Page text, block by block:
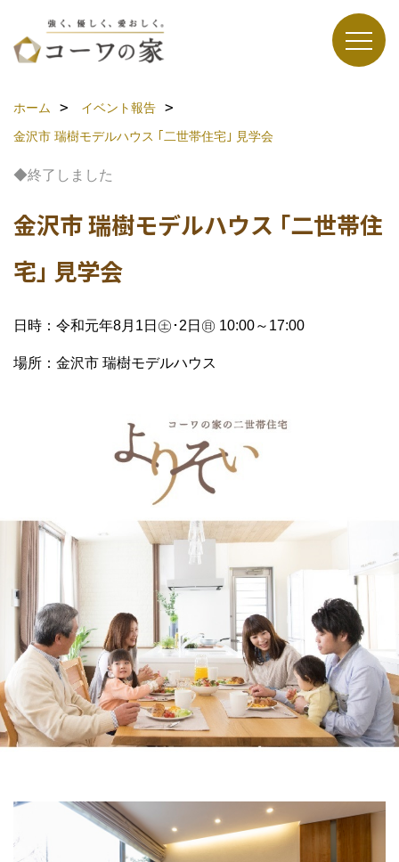
ホーム
イベント報告
金沢市 瑞樹モデルハウス ｢二世帯住宅｣ 見学会
◆終了しました
金沢市 瑞樹モデルハウス ｢二世帯住
宅｣ 見学会
日時：令和元年8月1日㊏･2日㊐ 10:00～17:00
場所：金沢市 瑞樹モデルハウス